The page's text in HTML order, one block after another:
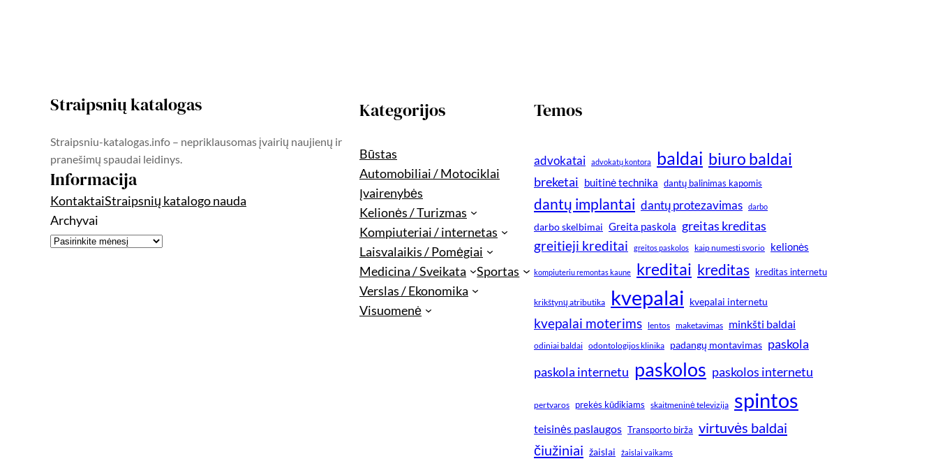
Straipsnių katalogas
Straipsniu-katalogas.info – nepriklausomas įvairių naujienų ir
pranešimų spaudai leidinys.
Informacija
KontaktaiStraipsnių katalogo nauda
Archyvai
Kategorijos
Būstas
Automobiliai / Motociklai
Įvairenybės
Kelionės / Turizmas
Kompiuteriai / internetas
Laisvalaikis / Pomėgiai
Medicina / Sveikata
Sportas
Verslas / Ekonomika
Visuomenė
Temos
advokatai advokatų kontora baldai biuro baldai
breketai buitinė technika dantų balinimas kapomis
dantų implantai dantų protezavimas darbo
darbo skelbimai Greita paskola greitas kreditas
greitieji kreditai greitos paskolos kaip numesti svorio kelionės
kompiuteriu remontas kaune kreditai kreditas kreditas internetu
krikštynų atributika kvepalai kvepalai internetu
kvepalai moterims lentos maketavimas minkšti baldai
odiniai baldai odontologijos klinika padangų montavimas paskola
paskola internetu paskolos paskolos internetu
pertvaros prekės kūdikiams skaitmeninė televizija spintos
teisinės paslaugos Transporto birža virtuvės baldai
čiužiniai žaislai žaislai vaikams